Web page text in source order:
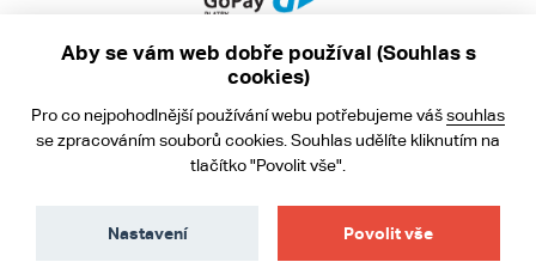
Obchodní podmínky
Ochrana osobních údajů
Aby se vám web dobře používal (Souhlas s
cookies)
Pro co nejpohodlnější používání webu potřebujeme vášsouhlas
se zpracováním souborů cookies. Souhlas udělíte kliknutím na
tlačítko "Povolit vše".
Povolit vše
Nastavení